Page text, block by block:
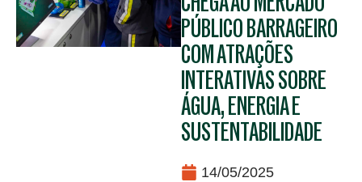
PÚBLICO BARRAGEIRO
COM ATRAÇÕES
INTERATIVAS SOBRE
ÁGUA, ENERGIA E
SUSTENTABILIDADE
14/05/2025